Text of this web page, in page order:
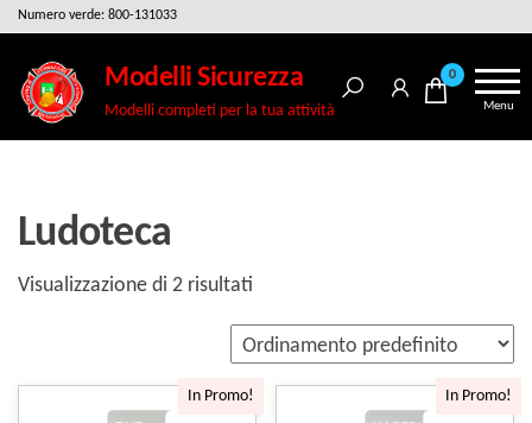
Salta
vai
contenuto
Numero verde: 800-131033
Modelli Sicurezza
Modelli completi per la tua attività
0
Menu
Ludoteca
Visualizzazione di 2 risultati
In Promo! In Promo!